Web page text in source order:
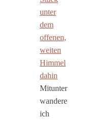
Mitunter
wandere
ich